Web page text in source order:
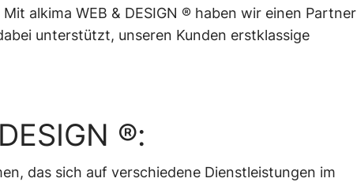
alkima WEB & DESIGN ® haben wir einen Partner
unterstützt, unseren Kunden erstklassige
®:
das sich auf verschiedene Dienstleistungen im